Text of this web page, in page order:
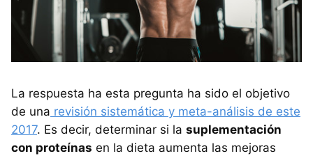
La respuesta ha esta pregunta ha sido el objetivo
de una revisión sistemática y meta-análisis de este
2017. Es decir, determinar si la suplementación
con proteínas en la dieta aumenta las mejoras